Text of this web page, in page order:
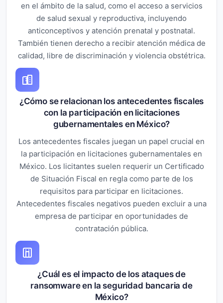
en el ámbito de la salud, como el acceso a servicios
de salud sexual y reproductiva, incluyendo
anticonceptivos y atención prenatal y postnatal.
También tienen derecho a recibir atención médica de
calidad, libre de discriminación y violencia obstétrica.
¿Cómo se relacionan los antecedentes fiscales
con la participación en licitaciones
gubernamentales en México?
Los antecedentes fiscales juegan un papel crucial en
la participación en licitaciones gubernamentales en
México. Los licitantes suelen requerir un Certificado
de Situación Fiscal en regla como parte de los
requisitos para participar en licitaciones.
Antecedentes fiscales negativos pueden excluir a una
empresa de participar en oportunidades de
contratación pública.
¿Cuál es el impacto de los ataques de
ransomware en la seguridad bancaria de
México?